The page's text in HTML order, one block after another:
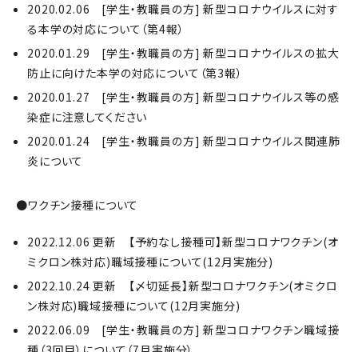
2020.02.06 [学生・教職員の方] 新型コロナウイルスに対す
る本学の対応について（第4報）
2020.01.29 [学生・教職員の方] 新型コロナウイルスの拡大
防止に向けた本学の対応について（第3報）
2020.01.27 [学生・教職員の方] 新型コロナウイルス等の感
染症に注意してください
2020.01.24 [学生・教職員の方] 新型コロナウイルス関連肺
炎について
●ワクチン接種について
2022.12.06 更新 【予約なし接種可】新型コロナワクチン(オ
ミクロン株対応)職域接種について(12月実施分)
2022.10.24 更新 【〆切延長】新型コロナワクチン(オミクロ
ン株対応)職域接種について(12月実施分)
2022.06.09 [学生・教職員の方] 新型コロナワクチン職域接